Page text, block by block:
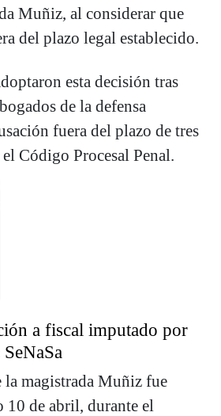
Muñiz, al considerar que
del plazo legal establecido.
esta decisión tras
de la defensa
fuera del plazo de tres
Código Procesal Penal.
a fiscal imputado por
la magistrada Muñiz fue
10 de abril, durante el